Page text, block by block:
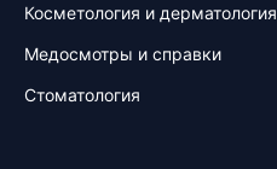
Косметология и дерматология
Медосмотры и справки
Стоматология